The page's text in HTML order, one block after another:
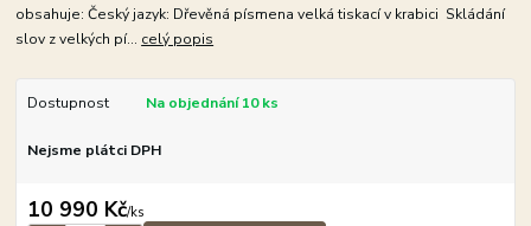
obsahuje: Český jazyk: Dřevěná písmena velká tiskací v krabici Skládání
slov z velkých pí... celý popis
Dostupnost Na objednání 10 ks
Nejsme plátci DPH
10 990 Kč/ks